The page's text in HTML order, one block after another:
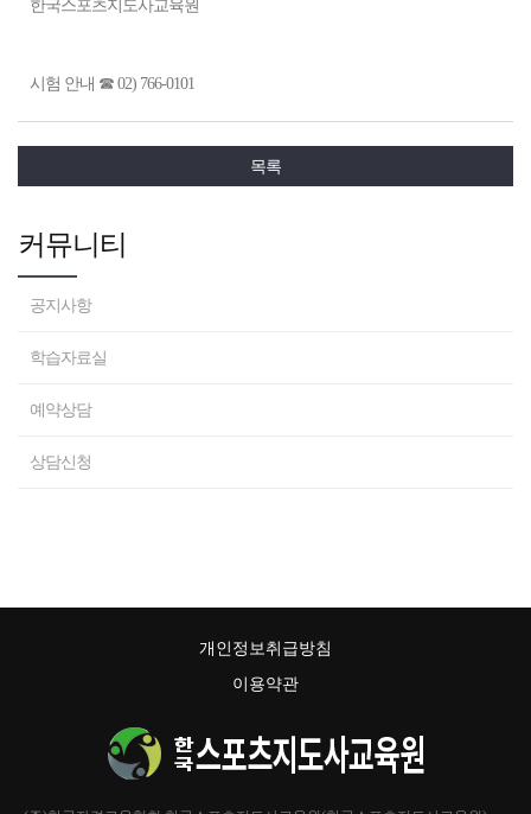
한국스포츠지도사교육원
시험 안내 ☎ 02) 766-0101
목록
커뮤니티
공지사항
학습자료실
예약상담
상담신청
개인정보취급방침
이용약관